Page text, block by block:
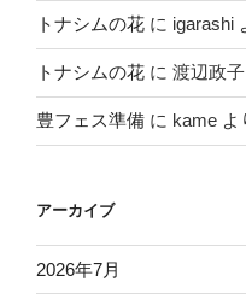
トナシムの花 に igarashi
トナシムの花 に 渡辺政子
豊フェス準備 に kame よ
アーカイブ
2026年7月